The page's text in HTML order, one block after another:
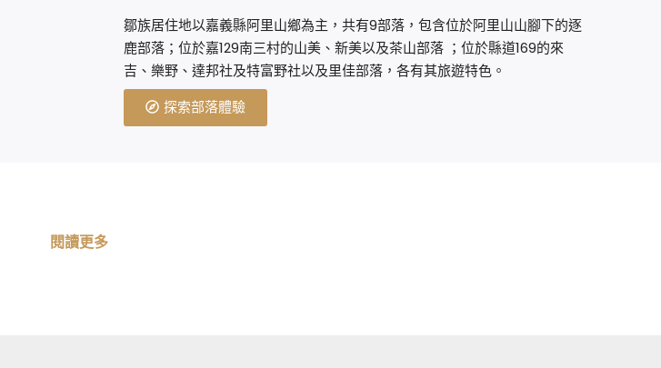
鄒族居住地以嘉義縣阿里山鄉為主，共有9部落，包含位於阿里山山腳下的逐
鹿部落；位於嘉129南三村的山美、新美以及茶山部落 ；位於縣道169的來
吉、樂野、達邦社及特富野社以及里佳部落，各有其旅遊特色。
探索部落體驗
閱讀更多